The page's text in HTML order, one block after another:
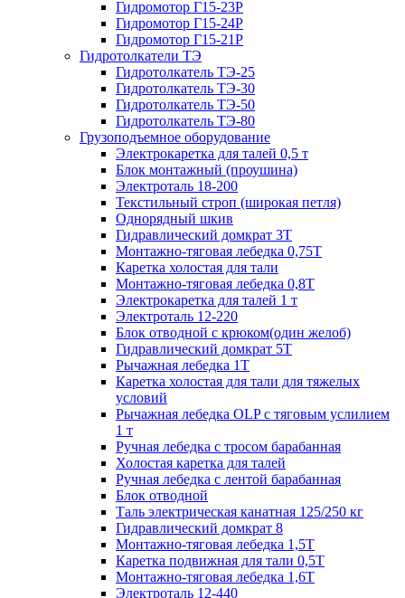
Гидромотор Г15-23Р
Гидромотор Г15-24Р
Гидромотор Г15-21Р
Гидротолкатели ТЭ
Гидротолкатель ТЭ-25
Гидротолкатель ТЭ-30
Гидротолкатель ТЭ-50
Гидротолкатель ТЭ-80
Грузоподъемное оборудование
Электрокаретка для талей 0,5 т
Блок монтажный (проушина)
Электроталь 18-200
Текстильный строп (широкая петля)
Однорядный шкив
Гидравлический домкрат 3T
Монтажно-тяговая лебедка 0,75Т
Каретка холостая для тали
Монтажно-тяговая лебедка 0,8Т
Электрокаретка для талей 1 т
Электроталь 12-220
Блок отводной с крюком(один желоб)
Гидравлический домкрат 5T
Рычажная лебедка 1Т
Каретка холостая для тали для тяжелых
условий
Рычажная лебедка OLP с тяговым услилием
1 т
Ручная лебедка с тросом барабанная
Холостая каретка для талей
Ручная лебедка с лентой барабанная
Блок отводной
Таль электрическая канатная 125/250 кг
Гидравлический домкрат 8
Монтажно-тяговая лебедка 1,5Т
Каретка подвижная для тали 0,5Т
Монтажно-тяговая лебедка 1,6Т
Электроталь 12-440